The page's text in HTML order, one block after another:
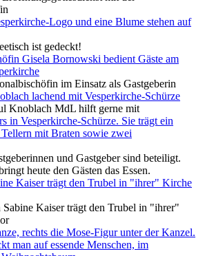
ist gedeckt!
im Einsatz als Gastgeberin
Knoblach MdL hilft gerne mit
und Gastgeber sind beteiligt.
heute den Gästen das Essen.
Sabine Kaiser trägt den Trubel in "ihrer"